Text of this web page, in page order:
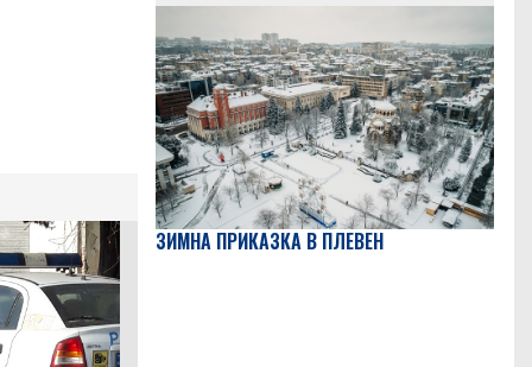
ЗИМНА ПРИКАЗКА В ПЛЕВЕН